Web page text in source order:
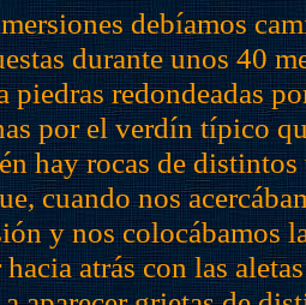
debíamos
durante unos 40
piedras redondeadas
por el verdín típico
hay rocas de
cuando nos
y nos colocábamos
atrás con las